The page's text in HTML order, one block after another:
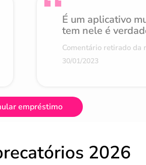
É um aplicativo
tem nele é
Comentário retirado da
30/01/2023
empréstimo
2026